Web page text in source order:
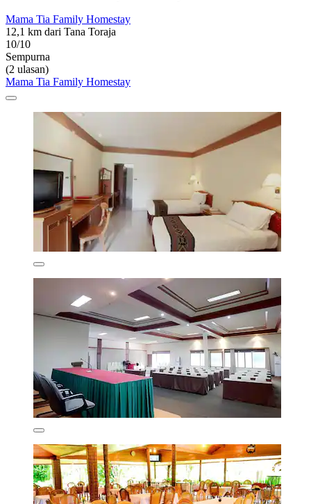
Mama Tia Family Homestay
12,1 km dari Tana Toraja
10/10
Sempurna
(2 ulasan)
Mama Tia Family Homestay